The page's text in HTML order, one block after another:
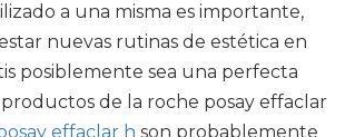
a una misma es importante,
nuevas rutinas de estética en
posiblemente sea una perfecta
de la roche posay effaclar
effaclar h son probablemente